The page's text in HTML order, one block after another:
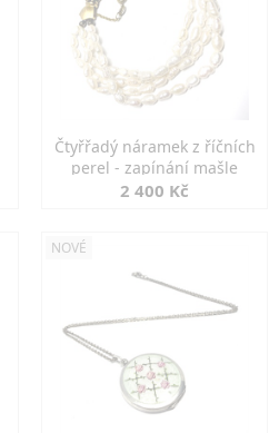
Čtyřřadý náramek z říčních
perel - zapínání mašle
2 400 Kč
NOVÉ